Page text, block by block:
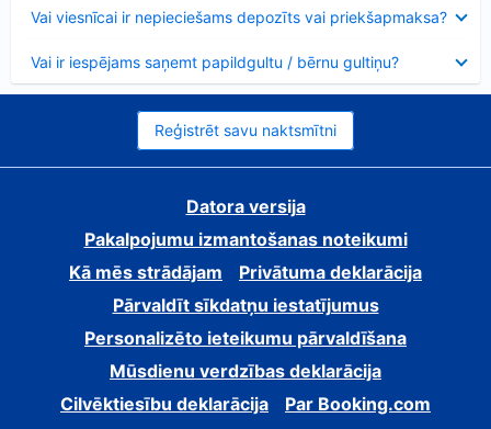
Vai viesnīcai ir nepieciešams depozīts vai priekšapmaksa?
Vai ir iespējams saņemt papildgultu / bērnu gultiņu?
Reģistrēt savu naktsmītni
Datora versija
Pakalpojumu izmantošanas noteikumi
Kā mēs strādājam
Privātuma deklarācija
Pārvaldīt sīkdatņu iestatījumus
Personalizēto ieteikumu pārvaldīšana
Mūsdienu verdzības deklarācija
Cilvēktiesību deklarācija
Par Booking.com